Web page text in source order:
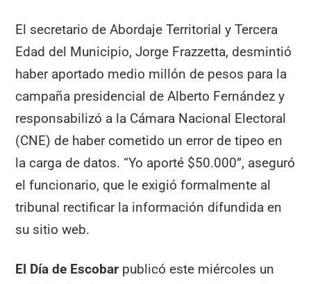
El secretario de Abordaje Territorial y Tercera
Edad del Municipio, Jorge Frazzetta, desmintió
haber aportado medio millón de pesos para la
campaña presidencial de Alberto Fernández y
responsabilizó a la Cámara Nacional Electoral
(CNE) de haber cometido un error de tipeo en
la carga de datos. “Yo aporté $50.000”, aseguró
el funcionario, que le exigió formalmente al
tribunal rectificar la información difundida en
su sitio web.
El Día de Escobar publicó este miércoles un